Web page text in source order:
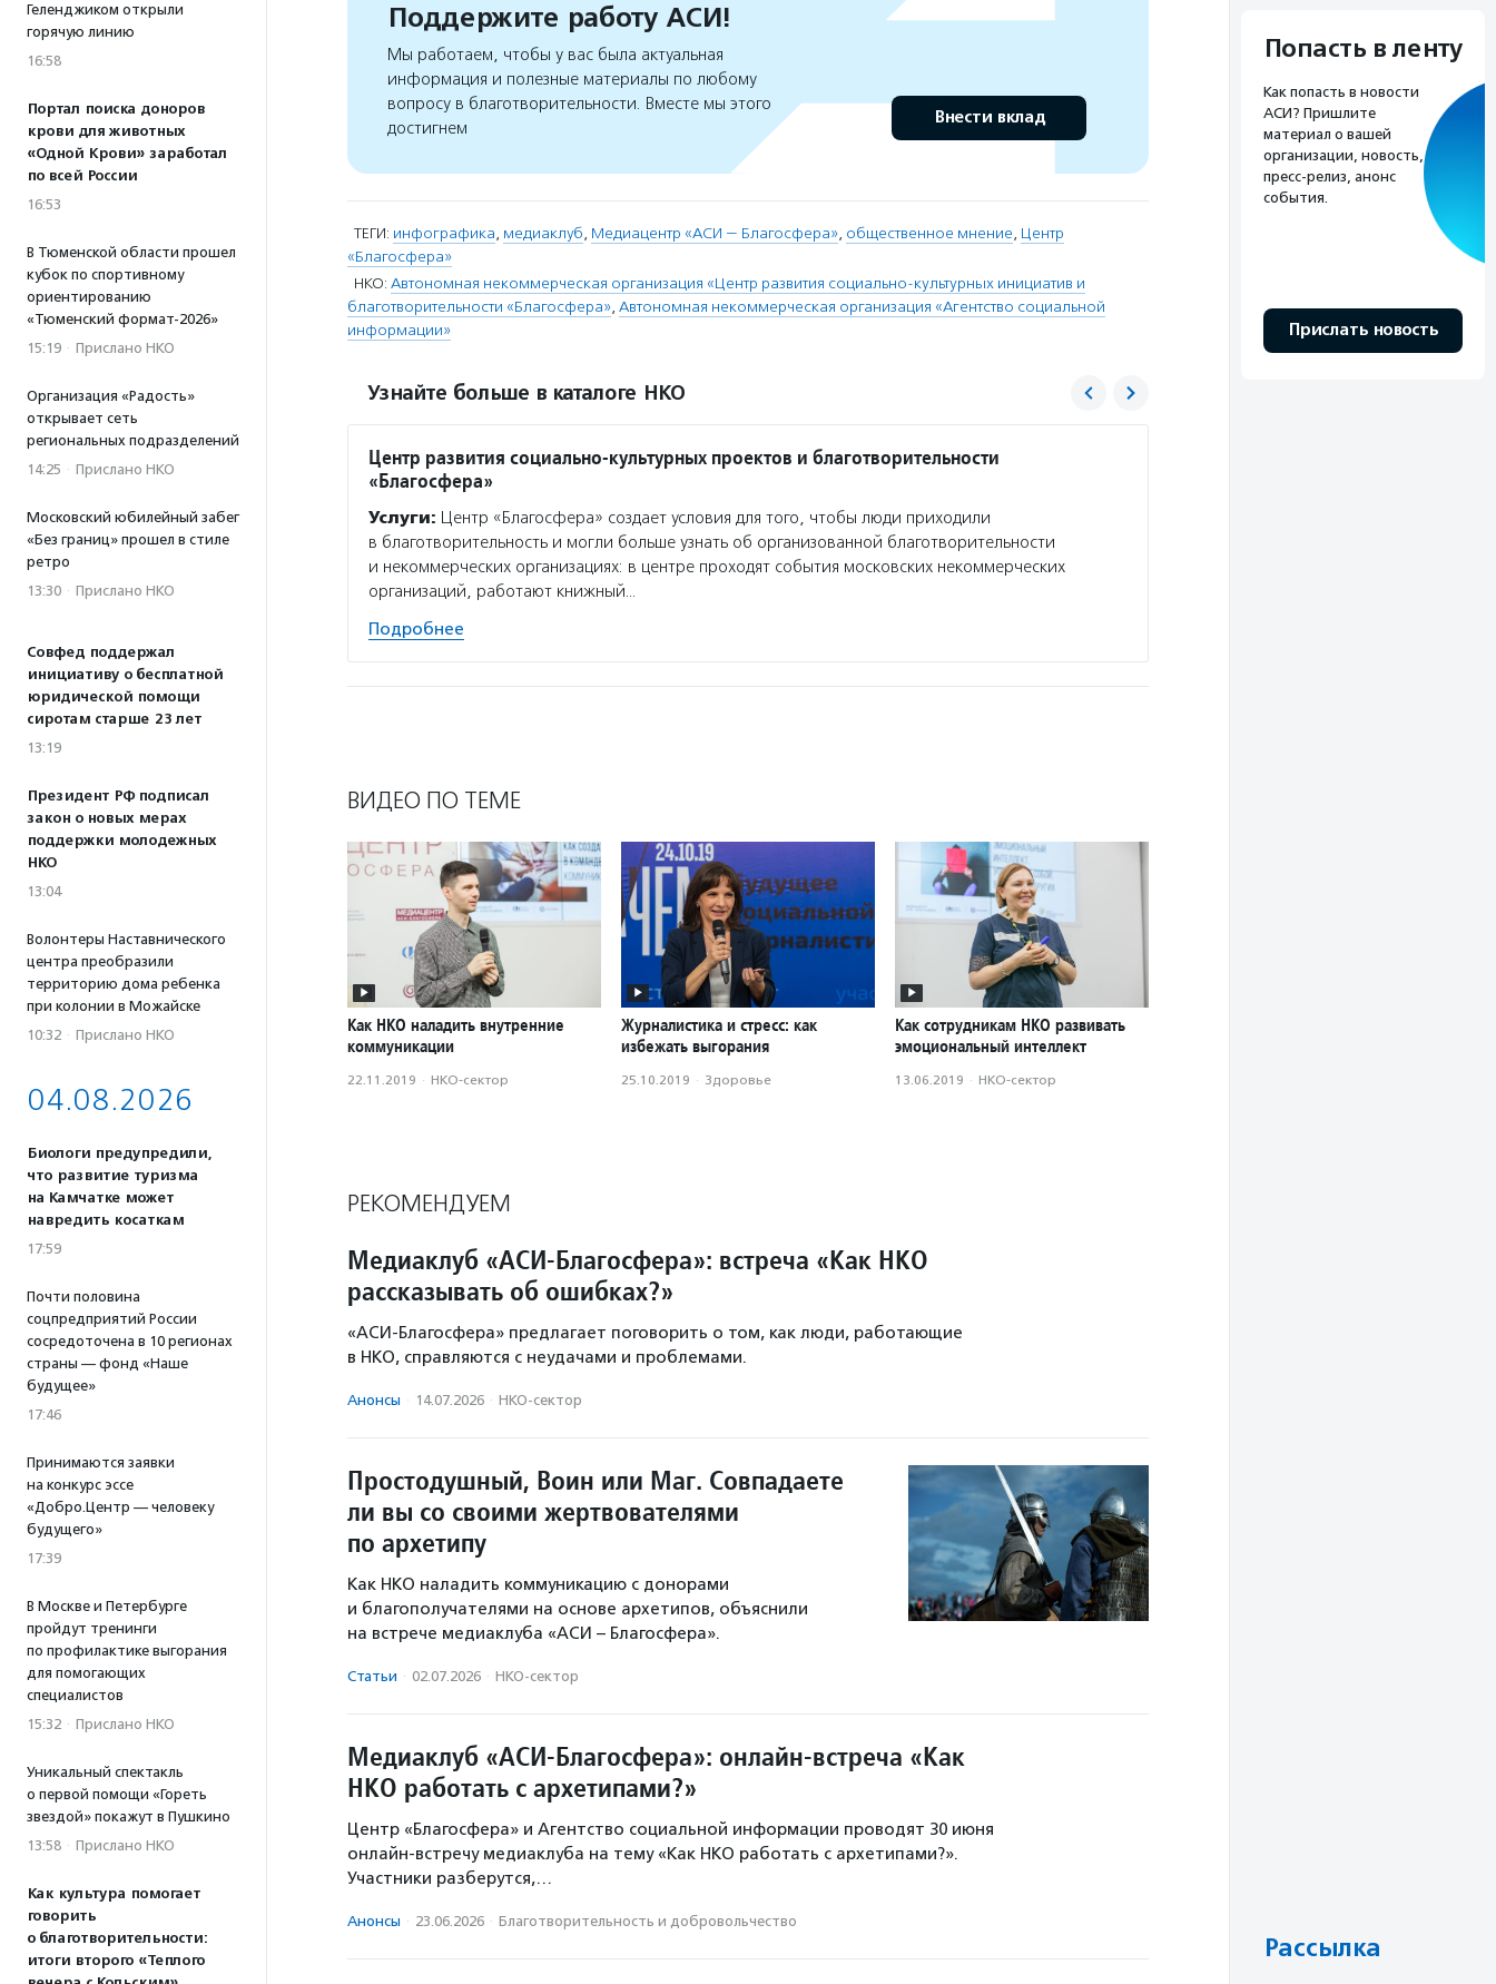
Геленджиком открыли
горячую линию
16:58
Портал поиска доноров
крови для животных
«Одной Крови» заработал
по всей России
16:53
В Тюменской области прошел
кубок по спортивному
ориентированию
«Тюменский формат-2026»
15:19 · Прислано НКО
Организация «Радость»
открывает сеть
региональных подразделений
14:25 · Прислано НКО
Московский юбилейный забег
«Без границ» прошел в стиле
ретро
13:30 · Прислано НКО
Совфед поддержал
инициативу о бесплатной
юридической помощи
сиротам старше 23 лет
13:19
Президент РФ подписал
закон о новых мерах
поддержки молодежных
НКО
13:04
Волонтеры Наставнического
центра преобразили
территорию дома ребенка
при колонии в Можайске
10:32 · Прислано НКО
04.08.2026
Биологи предупредили,
что развитие туризма
на Камчатке может
навредить косаткам
17:59
Почти половина
соцпредприятий России
сосредоточена в 10 регионах
страны — фонд «Наше
будущее»
17:46
Принимаются заявки
на конкурс эссе
«Добро.Центр — человеку
будущего»
17:39
В Москве и Петербурге
пройдут тренинги
по профилактике выгорания
для помогающих
специалистов
15:32 · Прислано НКО
Уникальный спектакль
о первой помощи «Гореть
звездой» покажут в Пушкино
13:58 · Прислано НКО
Как культура помогает
говорить
о благотворительности:
итоги второго «Теплого
Поддержите работу АСИ!
Мы работаем, чтобы у вас была актуальная
информация и полезные материалы по любому
вопросу в благотворительности. Вместе мы этого
достигнем
Внести вклад
ТЕГИ: инфографика, медиаклуб, Медиацентр «АСИ — Благосфера», общественное мнение, Центр
«Благосфера»
НКО: Автономная некоммерческая организация «Центр развития социально-культурных инициатив и
благотворительности «Благосфера», Автономная некоммерческая организация «Агентство социальной
информации»
Узнайте больше в каталоге НКО
Центр развития социально-культурных проектов и благотворительности
«Благосфера»
Услуги: Центр «Благосфера» создает условия для того, чтобы люди приходили
в благотворительность и могли больше узнать об организованной благотворительности
и некоммерческих организациях: в центре проходят события московских некоммерческих
организаций, работают книжный…
Подробнее
ВИДЕО ПО ТЕМЕ
Как НКО наладить внутренние
коммуникации
22.11.2019 · НКО-сектор
Журналистика и стресс: как
избежать выгорания
25.10.2019 · Здоровье
Как сотрудникам НКО развивать
эмоциональный интеллект
13.06.2019 · НКО-сектор
РЕКОМЕНДУЕМ
Медиаклуб «АСИ-Благосфера»: встреча «Как НКО
рассказывать об ошибках?»
«АСИ-Благосфера» предлагает поговорить о том, как люди, работающие
в НКО, справляются с неудачами и проблемами.
Анонсы · 14.07.2026 · НКО-сектор
Простодушный, Воин или Маг. Совпадаете
ли вы со своими жертвователями
по архетипу
Как НКО наладить коммуникацию с донорами
и благополучателями на основе архетипов, объяснили
на встрече медиаклуба «АСИ – Благосфера».
Статьи · 02.07.2026 · НКО-сектор
Медиаклуб «АСИ-Благосфера»: онлайн-встреча «Как
НКО работать с архетипами?»
Центр «Благосфера» и Агентство социальной информации проводят 30 июня
онлайн-встречу медиаклуба на тему «Как НКО работать с архетипами?».
Участники разберутся,…
Анонсы · 23.06.2026 · Благотвори­тель­ность и доброволь­чест­во
Попасть в ленту
Как попасть в новости
АСИ? Пришлите
материал о вашей
организации, новость,
пресс-релиз, анонс
события.
Прислать новость
Рассылка